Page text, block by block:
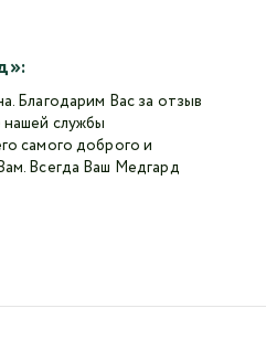
Благодарим Вас за отзыв
службы
самого доброго и
Всегда Ваш Медгард